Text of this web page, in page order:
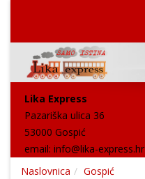
Lika Express
Pazariška ulica 36
53000 Gospić
email: info@lika-express.hr
Naslovnica
Gospić